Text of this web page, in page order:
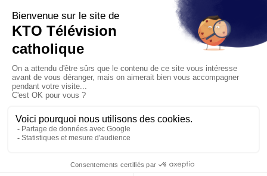
Les reportages d'été 2026 de KTO
La visite pastorale du pape Léon
XIV à Assise à suivre sur KTO le
jeudi 6 août
Le pape en Uruguay, Argentine et
Pérou du 6 au 17 novembre 2026